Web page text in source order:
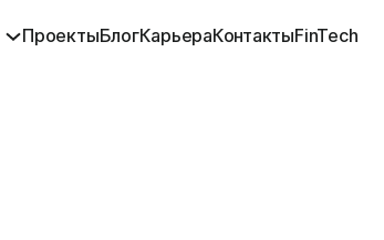
ПроектыБлогКарьераКонтактыFinTech